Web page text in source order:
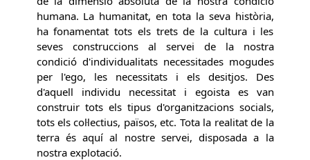
humana. La humanitat, en tota la seva història,
ha fonamentat tots els trets de la cultura i les
seves construccions al servei de la nostra
condició d'individualitats necessitades mogudes
per l'ego, les necessitats i els desitjos. Des
d'aquell individu necessitat i egoista es van
construir tots els tipus d'organitzacions socials,
tots els col·lectius, països, etc. Tota la realitat de la
terra és aquí al nostre servei, disposada a la
nostra explotació.